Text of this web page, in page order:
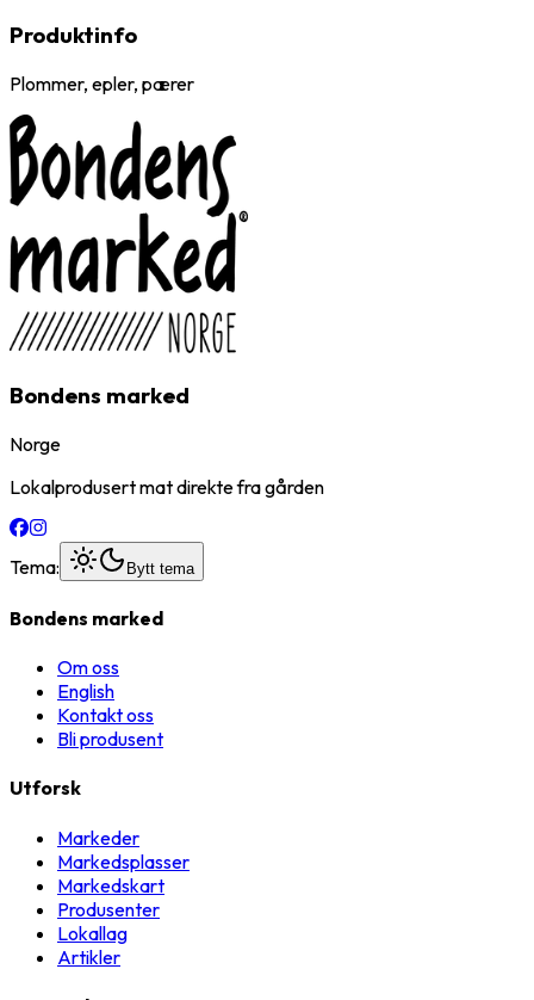
Produktinfo
Plommer, epler, pærer
Bondens marked
Norge
Lokalprodusert mat direkte fra gården
Tema: Bytt tema
Bondens marked
Om oss
English
Kontakt oss
Bli produsent
Utforsk
Markeder
Markedsplasser
Markedskart
Produsenter
Lokallag
Artikler